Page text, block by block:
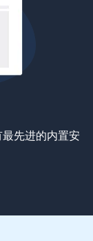
先进的内置安